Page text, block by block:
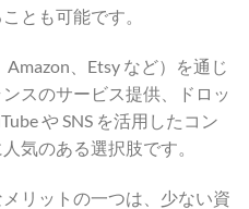
とも可能です。
、Etsy など）を通じ
スのサービス提供、ドロッ
や SNS を活用したコン
気のある選択肢です。
リットの一つは、少ない資